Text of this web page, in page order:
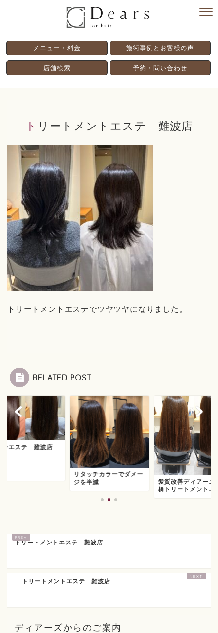
メニュー・料金 施術事例とお客様の声
店舗検索 予約・問い合わせ
トリートメントエステ 難波店
トリートメントエステでツヤツヤになりました。
RELATED POST
ーエステ 難波店
リタッチカラーでダメー
ジを半減
髪質改善ディアーズ
橋トリートメントエ
トリートメントエステ 難波店
トリートメントエステ 難波店
ディアーズからのご案内